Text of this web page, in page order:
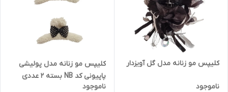
کلیپس مو زنانه مدل گل آویزدار
ناموجود
کلیپس مو زنانه مدل پولیشی
پاپیونی کد NB بسته 2 عددی
ناموجود